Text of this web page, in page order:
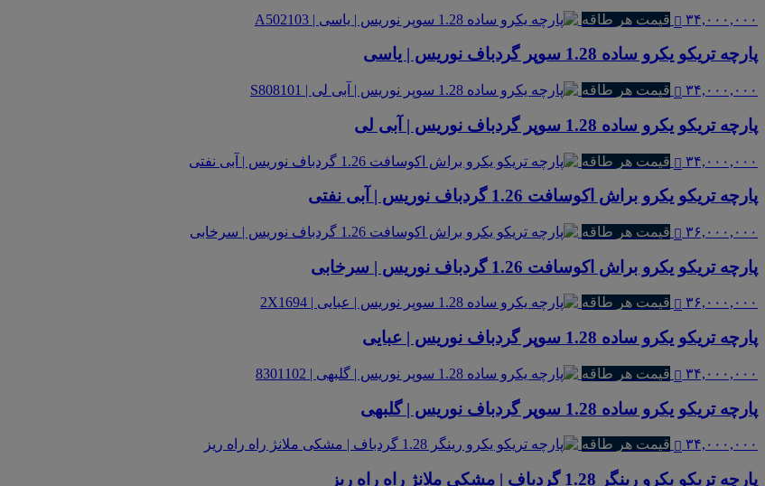
۳۴,۰۰۰,۰۰۰ قیمت هر طاقه
پارچه تریکو یکرو ساده 1.28 سوپر گردباف نوریس | یاسی
۳۴,۰۰۰,۰۰۰ قیمت هر طاقه
پارچه تریکو یکرو ساده 1.28 سوپر گردباف نوریس | آبی لی
۳۴,۰۰۰,۰۰۰ قیمت هر طاقه
پارچه تریکو یکرو براش اکوسافت 1.26 گردباف نوریس | آبی نفتی
۳۶,۰۰۰,۰۰۰ قیمت هر طاقه
پارچه تریکو یکرو براش اکوسافت 1.26 گردباف نوریس | سرخابی
۳۶,۰۰۰,۰۰۰ قیمت هر طاقه
پارچه تریکو یکرو ساده 1.28 سوپر گردباف نوریس | عبایی
۳۴,۰۰۰,۰۰۰ قیمت هر طاقه
پارچه تریکو یکرو ساده 1.28 سوپر گردباف نوریس | گلبهی
۳۴,۰۰۰,۰۰۰ قیمت هر طاقه
پارچه تریکو یکرو رینگر 1.28 گردباف | مشکی ملانژ راه راه ریز